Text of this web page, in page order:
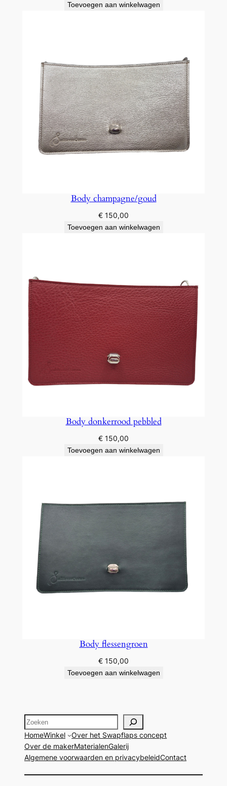
Toevoegen aan winkelwagen
Body champagne/goud
€ 150,00
Toevoegen aan winkelwagen
Body donkerrood pebbled
€ 150,00
Toevoegen aan winkelwagen
Body flessengroen
€ 150,00
Toevoegen aan winkelwagen
Zoeken
HomeWinkel
Over het Swapflaps concept
Over de makerMaterialenGalerij
Algemene voorwaarden en privacybeleidContact